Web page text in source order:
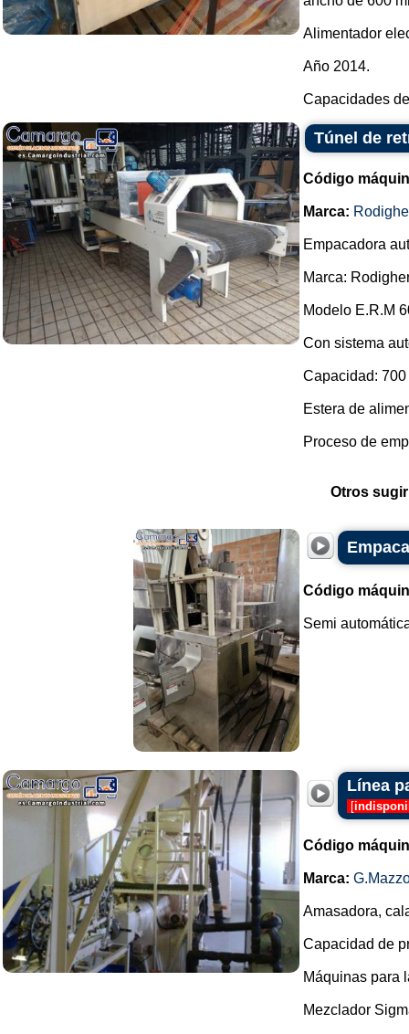
Alimentador
Año 2014.
Capacidades
Túnel de
Código
Marca:
Empacadora
Marca:
Modelo E.R.M
Con sistema
Capacidad: 700
Estera de
Proceso de
Otros
Código
Semi
Línea
[
Código
Marca:
Amasadora,
Capacidad de
Máquinas para
Mezclador